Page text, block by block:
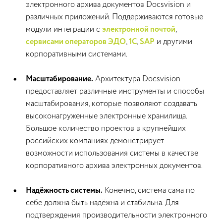
электронного архива документов Docsvision и
различных приложений. Поддерживаются готовые
модули интеграции с электронной почтой,
сервисами операторов ЭДО,1C, SAP и другими
корпоративными системами.
Масштабирование. Архитектура Docsvision
предоставляет различные инструменты и способы
масштабирования, которые позволяют создавать
высоконагруженные электронные хранилища.
Большое количество проектов в крупнейших
российских компаниях демонстрирует
возможности использования системы в качестве
корпоративного архива электронных документов.
Надёжность системы. Конечно, система сама по
себе должна быть надёжна и стабильна. Для
подтверждения производительности электронного